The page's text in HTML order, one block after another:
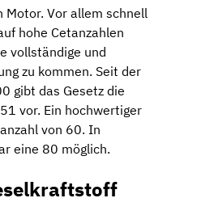
Vor allem schnell
hohe Cetanzahlen
vollständige und
zu kommen. Seit der
gibt das Gesetz die
vor. Ein hochwertiger
von 60. In
eine 80 möglich.